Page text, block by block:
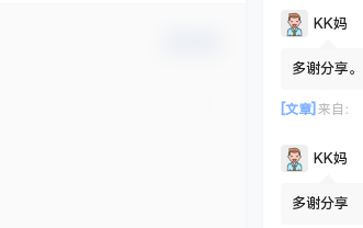
KK妈
多谢分享。
[文章] 来自：
KK妈
多谢分享